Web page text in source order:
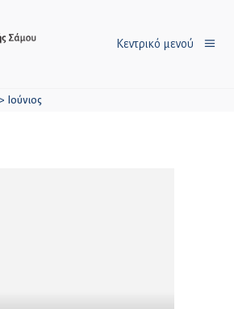
εργαλείων
Κεντρικό μενού
> Ιούνιος